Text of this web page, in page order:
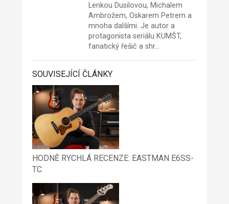
Lenkou Dusilovou, Michalem
Ambrožem, Oskarem Petrem a
mnoha dalšími. Je autor a
protagonista seriálu KUMŠT,
fanatický řešič a shr…
SOUVISEJÍCÍ ČLÁNKY
HODNĚ RYCHLÁ RECENZE: EASTMAN E6SS-
TC